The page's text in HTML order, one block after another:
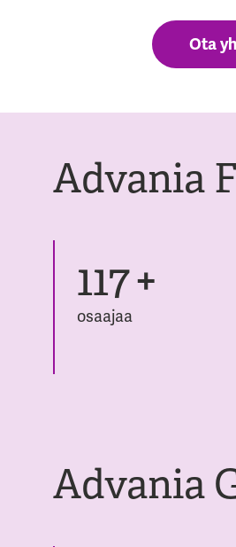
Ota
Advania
186+
osaajaa
Advania